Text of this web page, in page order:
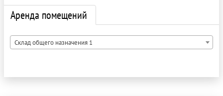
Аренда помещений
Склад общего назначения 1